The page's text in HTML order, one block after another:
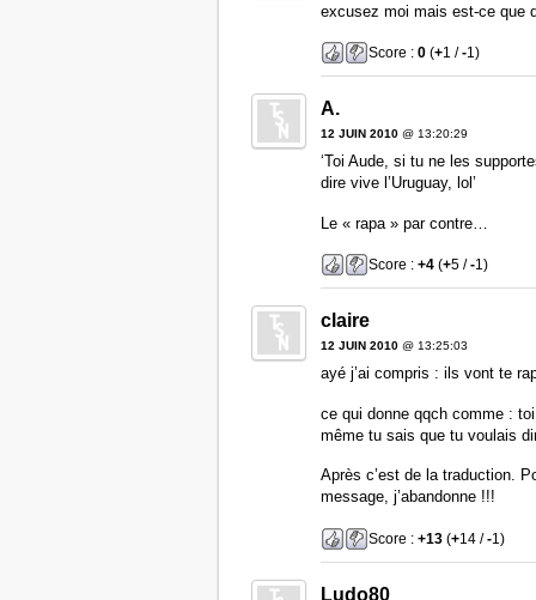
excusez moi mais est-ce que
Score : 0(+1 /-1)
A.
12 JUIN 2010@ 13:20:29
‘Toi Aude, si tu ne les
dire vive l’Uruguay, lol’
Le « rapa » par contre…
Score : +4(+5 /-1)
claire
12 JUIN 2010@ 13:25:03
ayé j’ai compris : ils vont te
ce qui donne qqch comme :
même tu sais que tu voulais
Après c’est de la traduction.
message, j’abandonne !!!
Score : +13(+14 /-1)
Ludo80